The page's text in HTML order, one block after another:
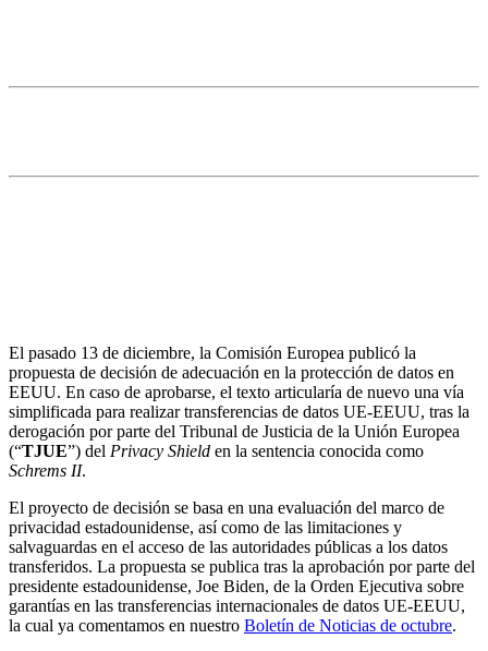
El pasado 13 de diciembre, la Comisión Europea publicó la
propuesta de decisión de adecuación en la protección de datos en
EEUU. En caso de aprobarse, el texto articularía de nuevo una vía
simplificada para realizar transferencias de datos UE-EEUU, tras la
derogación por parte del Tribunal de Justicia de la Unión Europea
(“TJUE”) del Privacy Shield en la sentencia conocida como
Schrems II.
El proyecto de decisión se basa en una evaluación del marco de
privacidad estadounidense, así como de las limitaciones y
salvaguardas en el acceso de las autoridades públicas a los datos
transferidos. La propuesta se publica tras la aprobación por parte del
presidente estadounidense, Joe Biden, de la Orden Ejecutiva sobre
garantías en las transferencias internacionales de datos UE-EEUU,
la cual ya comentamos en nuestro Boletín de Noticias de octubre.